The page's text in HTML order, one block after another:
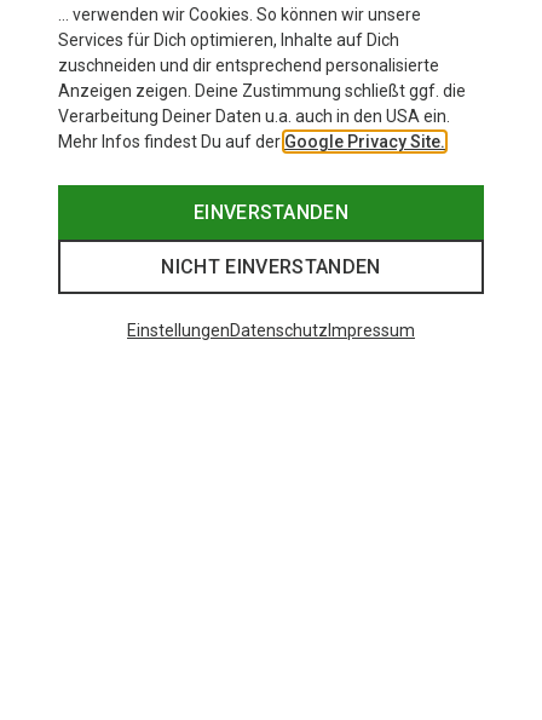
Andere Kunden kauften auch
… verwenden wir Cookies. So können wir unsere
Services für Dich optimieren, Inhalte auf Dich
zuschneiden und dir entsprechend personalisierte
Anzeigen zeigen. Deine Zustimmung schließt ggf. die
Verarbeitung Deiner Daten u.a. auch in den USA ein.
Mehr Infos findest Du auf der Google Privacy Site.
EINVERSTANDEN
NICHT EINVERSTANDEN
EinstellungenDatenschutz Impressum